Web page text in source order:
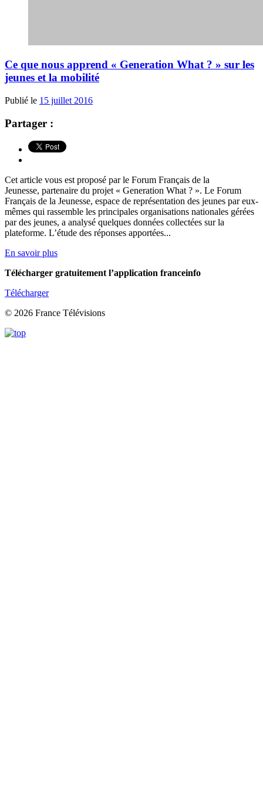
Ce que nous apprend « Generation What ? » sur les
jeunes et la mobilité
Publié le 15 juillet 2016
Partager :
Cet article vous est proposé par le Forum Français de la
Jeunesse, partenaire du projet « Generation What ? ». Le Forum
Français de la Jeunesse, espace de représentation des jeunes par eux-
mêmes qui rassemble les principales organisations nationales gérées
par des jeunes, a analysé quelques données collectées sur la
plateforme. L’étude des réponses apportées...
En savoir plus
Télécharger gratuitement l’application franceinfo
Télécharger
© 2026 France Télévisions